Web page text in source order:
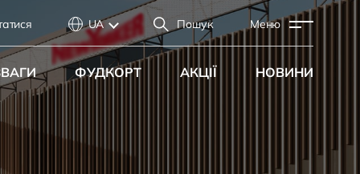
UA Пошук Меню
ФУДКОРТ АКЦІЇ НОВИНИ